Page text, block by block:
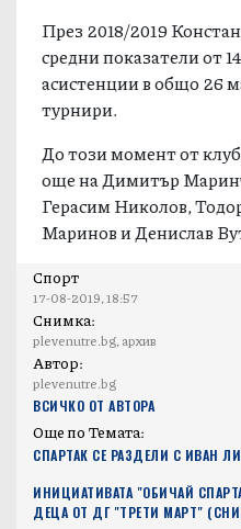
Спорт
17-08-2019, 18:57
Снимка:
plevenutre.bg, архив
Автор:
plevenutre.bg
ВСИЧКО ОТ АВТОРА
Още по Темата:
СПАРТАК СЕ РАЗДЕЛИ С ИВАН
ИНИЦИАТИВАТА "ОБИЧАЙ
ДЕЦА ОТ ДГ "ТРЕТИ МАРТ"
През 2018/2019
средни показатели от
асистенции в общо 26
турнири.
До този момент от
още на Димитър
Герасим Николов,
Маринов и Денислав